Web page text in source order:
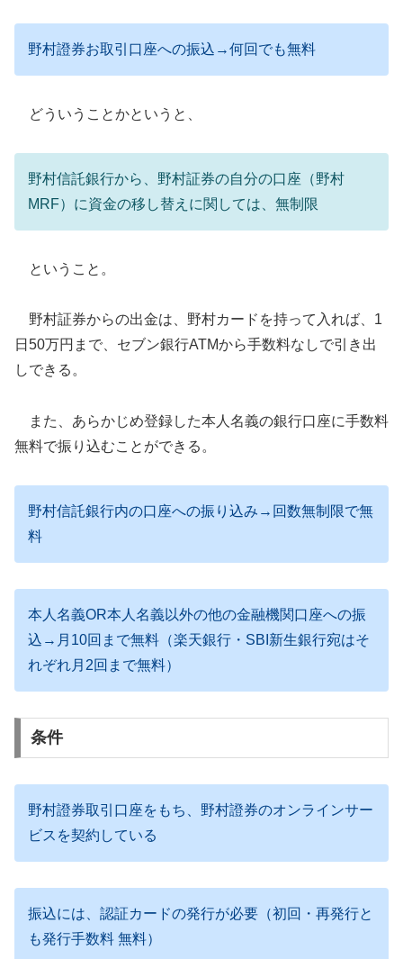
野村證券お取引口座への振込→何回でも無料
どういうことかというと、
野村信託銀行から、野村証券の自分の口座（野村
MRF）に資金の移し替えに関しては、無制限
ということ。
野村証券からの出金は、野村カードを持って入れば、1
日50万円まで、セブン銀行ATMから手数料なしで引き出
しできる。
また、あらかじめ登録した本人名義の銀行口座に手数料
無料で振り込むことができる。
野村信託銀行内の口座への振り込み→回数無制限で無
料
本人名義OR本人名義以外の他の金融機関口座への振
込→月10回まで無料（楽天銀行・SBI新生銀行宛はそ
れぞれ月2回まで無料）
条件
野村證券取引口座をもち、野村證券のオンラインサー
ビスを契約している
振込には、認証カードの発行が必要（初回・再発行と
も発行手数料 無料）